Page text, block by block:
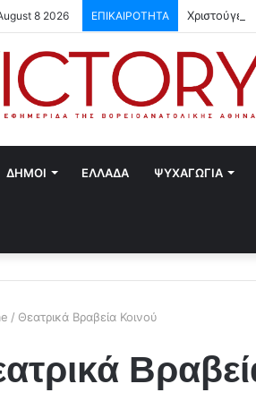
8 2026 ΕΠΙΚΑΙΡΟΤΗΤΑ
ΔΗΜΟΙ ΕΛΛΑΔΑ ΨΥΧΑΓΩΓΙΑ
/ Θεατρικά Βραβεία Κοινού